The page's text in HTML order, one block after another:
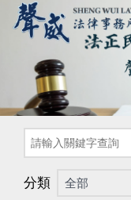
分類 全部